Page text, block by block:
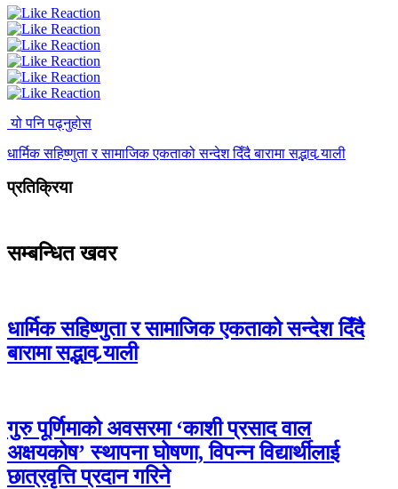
यो पनि पढ्नुहोस
धार्मिक सहिष्णुता र सामाजिक एकताको सन्देश दिँदै बारामा सद्भाव र्‍याली
प्रतिक्रिया
सम्बन्धित खवर
धार्मिक सहिष्णुता र सामाजिक एकताको सन्देश दिँदै
बारामा सद्भाव र्‍याली
गुरु पूर्णिमाको अवसरमा ‘काशी प्रसाद वाल
अक्षयकोष’ स्थापना घोषणा, विपन्न विद्यार्थीलाई
छात्रवृत्ति प्रदान गरिने